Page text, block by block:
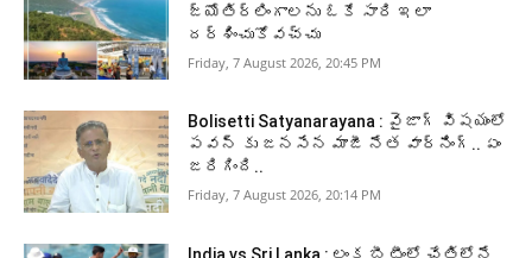
జ్యోతిర్లింగాలను ఓకే సారి ఇలా
దర్శించుకోవచ్చు
Friday, 7 August 2026, 20:45 PM
Bolisetti Satyanarayana : వైజాగ్ విషయంలో
పవన్ కు జనసేన మాజీ నేత వార్నింగ్.. ఏం
జరిగింది..
Friday, 7 August 2026, 20:14 PM